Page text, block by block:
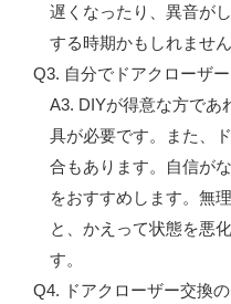
遅くなったり、異音が
する時期かもしれません
Q3. 自分でドアクローザ
A3. DIYが得意な方であ
具が必要です。また、
合もあります。自信が
をおすすめします。無
と、かえって状態を悪
す。
Q4. ドアクローザー交換